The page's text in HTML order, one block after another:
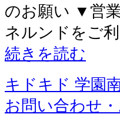
のお願い ▼営
ネルンドをご
続きを読む
キドキド 学園
お問い合わせ